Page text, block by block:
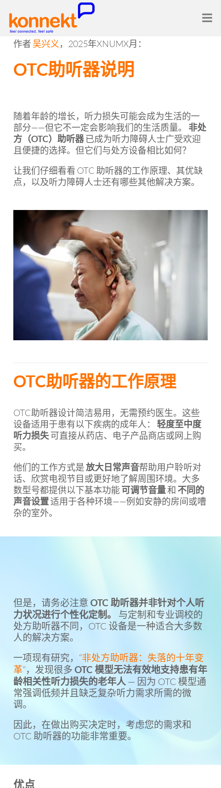
作者 吴兴义 ，2025年XNUMX月：
OTC助听器说明
随着年龄的增长，听力损失可能会成为生活的一
部分——但它不一定会影响我们的生活质量。 非处
方（OTC）助听器已成为听力障碍人士广受欢迎
且便捷的选择。但它们与处方设备相比如何？
让我们仔细看看 OTC 助听器的工作原理、其优缺
点，以及听力障碍人士还有哪些其他解决方案。
OTC助听器的工作原理
OTC助听器设计简洁易用，无需预约医生。这些
设备适用于患有以下疾病的成年人： 轻度至中度
听力损失可直接从药店、电子产品商店或网上购
买。
他们的工作方式是放大日常声音帮助用户聆听对
话、欣赏电视节目或更好地了解周围环境。大多
数型号都提供以下基本功能可调节音量和 不同的
声音设置适用于各种环境——例如安静的房间或嘈
杂的室外。
但是，请务必注意 OTC 助听器并非针对个人听
力状况进行个性化定制。
与定制和专业调校的
处方助听器不同，OTC 设备是一种适合大多数
人的解决方案。
一项现有研究，“非处方助听器：失落的十年变
革“，发现很多 OTC 模型无法有效地支持患有年
龄相关性听力损失的老年人 — 因为 OTC 模型通
常强调低频并且缺乏复杂听力需求所需的微
调。
因此，在做出购买决定时，考虑您的需求和
OTC 助听器的功能非常重要。
优点